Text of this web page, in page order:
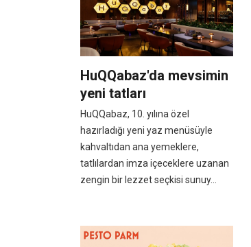
HuQQabaz'da mevsimin
yeni tatları
HuQQabaz, 10. yılına özel
hazırladığı yeni yaz menüsüyle
kahvaltıdan ana yemeklere,
tatlılardan imza içeceklere uzanan
zengin bir lezzet seçkisi sunuy...